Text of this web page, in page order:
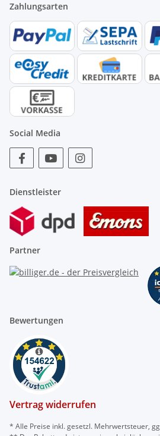
Zahlungsarten
Social Media
Dienstleister
Partner
Bewertungen
Vertrag widerrufen
* Alle Preise inkl. gesetzl. Mehrwertsteuer,